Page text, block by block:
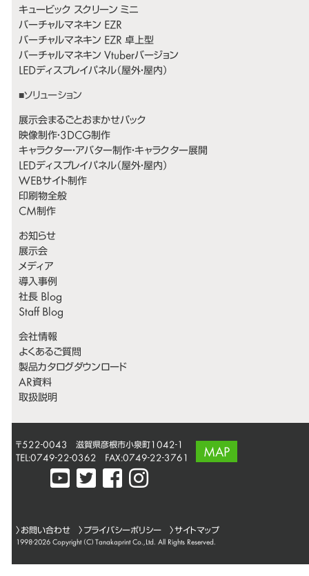
キュービック スクリーン ミニ
バーチャルマネキン EZR
バーチャルマネキン EZR 卓上型
バーチャルマネキン Vtuberバージョン
LEDディスプレイパネル（屋外・屋内）
展示会まるごとおまかせパック
映像制作・3DCG制作
キャラクター・アバター制作・キャラクター展開
LEDディスプレイパネル（屋外・屋内）
WEBサイト制作
印刷物全般
CM制作
お知らせ
展示会
メディア
導入事例
社長 Blog
Staff Blog
会社情報
よくあるご質問
製品カタログダウンロード
AR資料
取扱説明
〒522-0043 滋賀県彦根市小泉町1042-1
TEL:0749-22-0362 FAX:0749-22-3761
MAP
〉 お問い合わせ 〉 プライバシーポリシー 〉サイトマップ
1998-2026 Copyright (C) Tanakaprint Co.,Ltd. All Rights Reserved.